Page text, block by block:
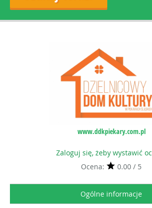
www.ddkpiekary.com.pl
Zaloguj się, żeby wystawić
Ocena:
0.00 / 5
Ogólne informacje